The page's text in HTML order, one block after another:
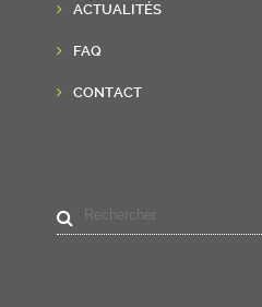
ACTUALITÉS
FAQ
CONTACT